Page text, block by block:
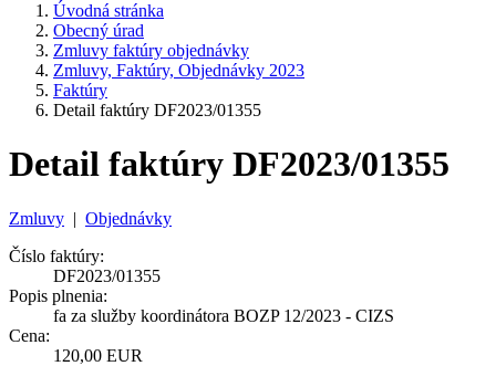
Úvodná stránka
Obecný úrad
Zmluvy faktúry objednávky
Zmluvy, Faktúry, Objednávky 2023
Faktúry
Detail faktúry DF2023/01355
Detail faktúry DF2023/01355
Zmluvy | Objednávky
Číslo faktúry:
DF2023/01355
Popis plnenia:
fa za služby koordinátora BOZP 12/2023 - CIZS
Cena:
120,00 EUR